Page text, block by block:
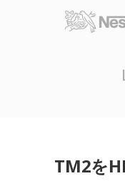
TM2を